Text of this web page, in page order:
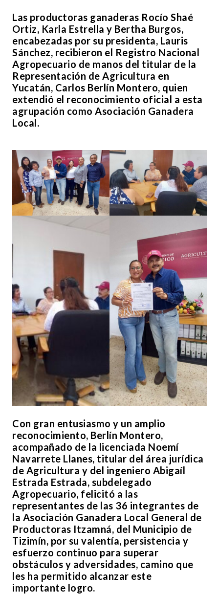
Las productoras ganaderas Rocío Shaé
Ortiz, Karla Estrella y Bertha Burgos,
encabezadas por su presidenta, Lauris
Sánchez, recibieron el Registro Nacional
Agropecuario de manos del titular de la
Representación de Agricultura en
Yucatán, Carlos Berlín Montero, quien
extendió el reconocimiento oficial a esta
agrupación como Asociación Ganadera
Local.
Con gran entusiasmo y un amplio
reconocimiento, Berlín Montero,
acompañado de la licenciada Noemí
Navarrete Llanes, titular del área jurídica
de Agricultura y del ingeniero Abigaíl
Estrada Estrada, subdelegado
Agropecuario, felicitó a las
representantes de las 36 integrantes de
la Asociación Ganadera Local General de
Productoras Itzamná, del Municipio de
Tizimín, por su valentía, persistencia y
esfuerzo continuo para superar
obstáculos y adversidades, camino que
les ha permitido alcanzar este
importante logro.